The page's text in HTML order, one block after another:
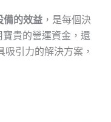
備的效益 ，是每個決
貴的營運資金，還
吸引力的解決方案，